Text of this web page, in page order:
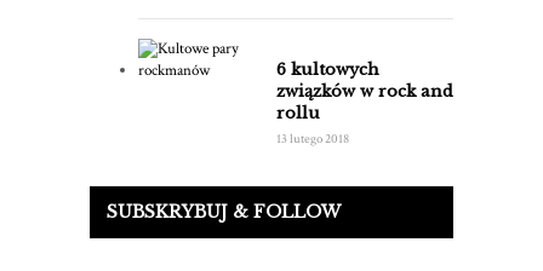
6 kultowych
związków w rock and
rollu
13 lutego 2018
SUBSKRYBUJ & FOLLOW